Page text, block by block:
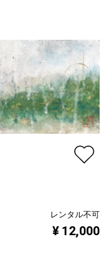
レンタル不可
¥ 12,000